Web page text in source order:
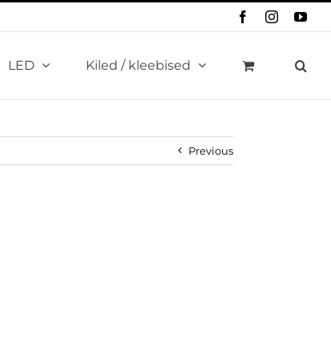
FacebookInstagram
LED Kiled / kleebised
Previous